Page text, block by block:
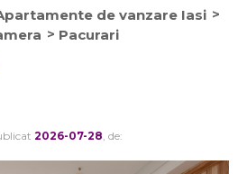
de vanzare Iasi
Pacurari
2026-07-28, de: